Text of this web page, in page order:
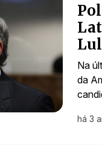
Na
da
há 3